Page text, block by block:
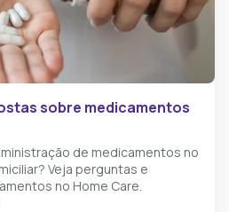
sobre medicamentos
de medicamentos no
Veja perguntas e
no Home Care.